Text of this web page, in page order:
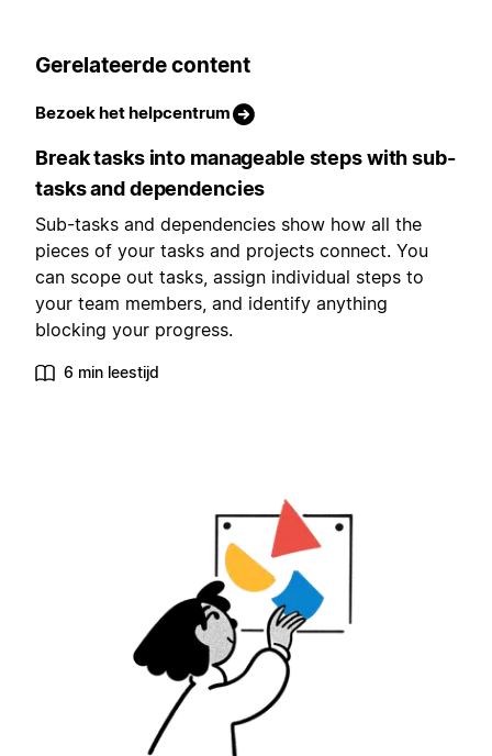
Gerelateerde content
Bezoek het helpcentrum
Break tasks into manageable steps with sub-
tasks and dependencies
Sub-tasks and dependencies show how all the
pieces of your tasks and projects connect. You
can scope out tasks, assign individual steps to
your team members, and identify anything
blocking your progress.
6 min leestijd